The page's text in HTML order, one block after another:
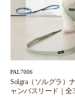
PAL7006
Solgra（ソルグラ）
ャンバスリード｜全